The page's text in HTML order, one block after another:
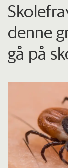
denne
gå på